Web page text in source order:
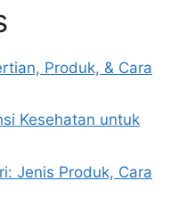
Produk, & Cara
Kesehatan untuk
Jenis Produk, Cara